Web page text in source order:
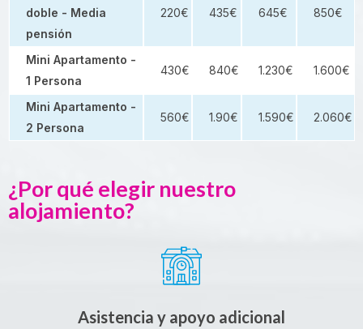
doble - Media
pensión
220€ 435€ 645€ 850€
Mini Apartamento -
1 Persona
430€ 840€ 1.230€ 1.600€
Mini Apartamento -
2 Persona
560€ 1.90€ 1.590€ 2.060€
¿Por qué elegir nuestro
alojamiento?
Asistencia y apoyo adicional